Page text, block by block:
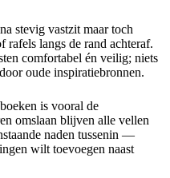
stevig vastzit maar toch
rafels langs de rand achteraf.
comfortabel én veilig; niets
oude inspiratiebronnen.
is vooral de
omslaan blijven alle vellen
naden tussenin —
wilt toevoegen naast